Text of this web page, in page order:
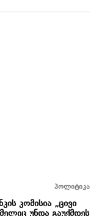
პოლიტიკა
კომისია „ცივი